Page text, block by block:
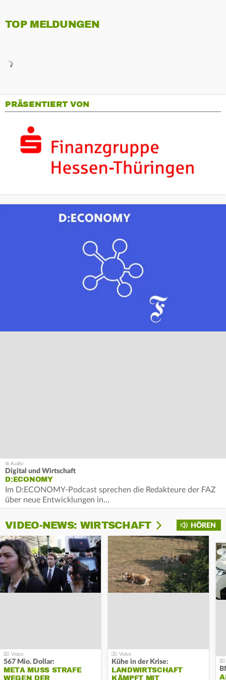
TOP MELDUNGEN
PRÄSENTIERT VON
Digital und Wirtschaft
D:ECONOMY
Im D:ECONOMY-Podcast sprechen die Redakteure der FAZ
über neue Entwicklungen in…
HÖREN
VIDEO-NEWS: WIRTSCHAFT
567 Mio. Dollar:
META MUSS STRAFE
Kühe in der Krise:
LANDWIRTSCHAFT